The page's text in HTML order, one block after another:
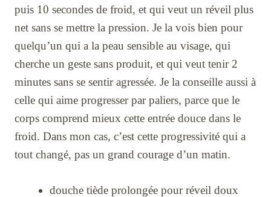
puis 10 secondes de froid, et qui veut un réveil plus
net sans se mettre la pression. Je la vois bien pour
quelqu’un qui a la peau sensible au visage, qui
cherche un geste sans produit, et qui veut tenir 2
minutes sans se sentir agressée. Je la conseille aussi à
celle qui aime progresser par paliers, parce que le
corps comprend mieux cette entrée douce dans le
froid. Dans mon cas, c’est cette progressivité qui a
tout changé, pas un grand courage d’un matin.
douche tiède prolongée pour réveil doux